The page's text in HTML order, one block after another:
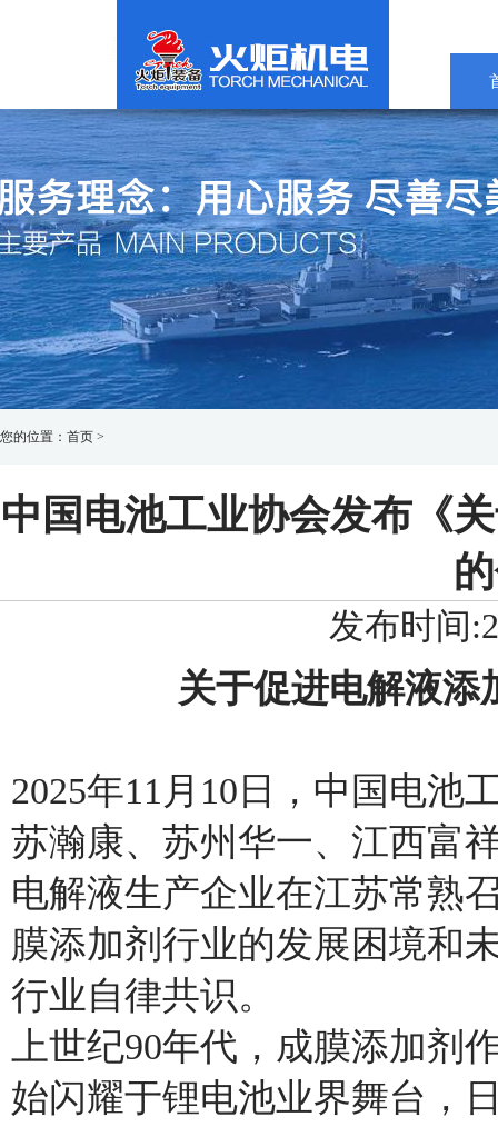
您的位置： 首页 >
中国电池工业协会发布《
发布时间
关于促进电解液添
2025年11月10日，中国电池
苏瀚康、苏州华一、江西富
电解液生产企业在江苏常熟
膜添加剂行业的发展困境和
行业自律共识。
上世纪90年代，成膜添加剂
始闪耀于锂电池业界舞台，